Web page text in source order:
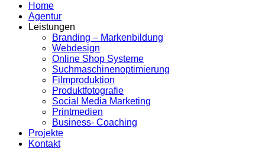
Home
Agentur
Leistungen
Branding – Markenbildung
Webdesign
Online Shop Systeme
Suchmaschinenoptimierung
Filmproduktion
Produktfotografie
Social Media Marketing
Printmedien
Business- Coaching
Projekte
Kontakt